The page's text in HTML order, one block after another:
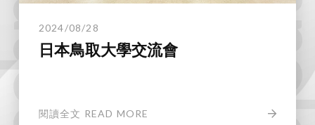
2024/08/28
日本鳥取大學交流會
閱讀全文 READ MORE